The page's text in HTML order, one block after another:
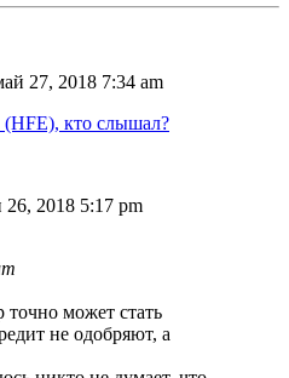
27, 2018 7:34 am
(HFE), кто слышал?
2018 5:17 pm
точно может стать
не одобряют, а